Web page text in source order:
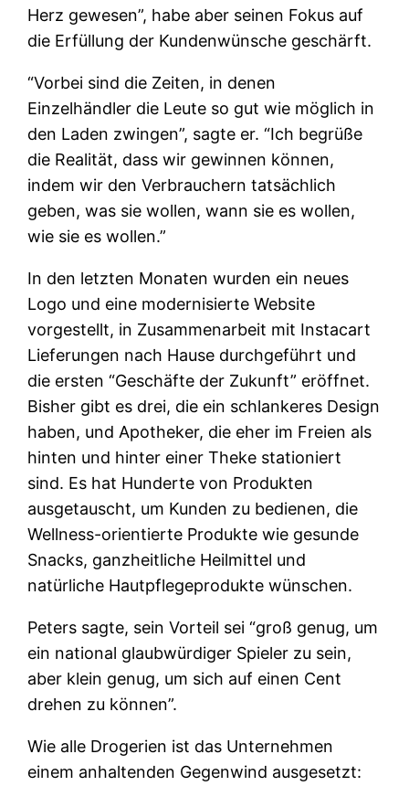
Herz gewesen”, habe aber seinen Fokus auf
die Erfüllung der Kundenwünsche geschärft.
“Vorbei sind die Zeiten, in denen
Einzelhändler die Leute so gut wie möglich in
den Laden zwingen”, sagte er. “Ich begrüße
die Realität, dass wir gewinnen können,
indem wir den Verbrauchern tatsächlich
geben, was sie wollen, wann sie es wollen,
wie sie es wollen.”
In den letzten Monaten wurden ein neues
Logo und eine modernisierte Website
vorgestellt, in Zusammenarbeit mit Instacart
Lieferungen nach Hause durchgeführt und
die ersten “Geschäfte der Zukunft” eröffnet.
Bisher gibt es drei, die ein schlankeres Design
haben, und Apotheker, die eher im Freien als
hinten und hinter einer Theke stationiert
sind. Es hat Hunderte von Produkten
ausgetauscht, um Kunden zu bedienen, die
Wellness-orientierte Produkte wie gesunde
Snacks, ganzheitliche Heilmittel und
natürliche Hautpflegeprodukte wünschen.
Peters sagte, sein Vorteil sei “groß genug, um
ein national glaubwürdiger Spieler zu sein,
aber klein genug, um sich auf einen Cent
drehen zu können”.
Wie alle Drogerien ist das Unternehmen
einem anhaltenden Gegenwind ausgesetzt: